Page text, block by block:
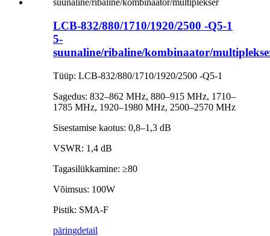
LCB-832/880/1710/1920/2500 -Q5-1
5-
suunaline/ribaline/kombinaator/
Tüüp: LCB-832/880/1710/1920/2500 -Q5-1
Sagedus: 832–862 MHz, 880–915 MHz, 1710–
1785 MHz, 1920–1980 MHz, 2500–2570 MHz
Sisestamise kaotus: 0,8–1,3 dB
VSWR: 1,4 dB
Tagasilükkamine: ≥80
Võimsus: 100W
Pistik: SMA-F
päringdetail